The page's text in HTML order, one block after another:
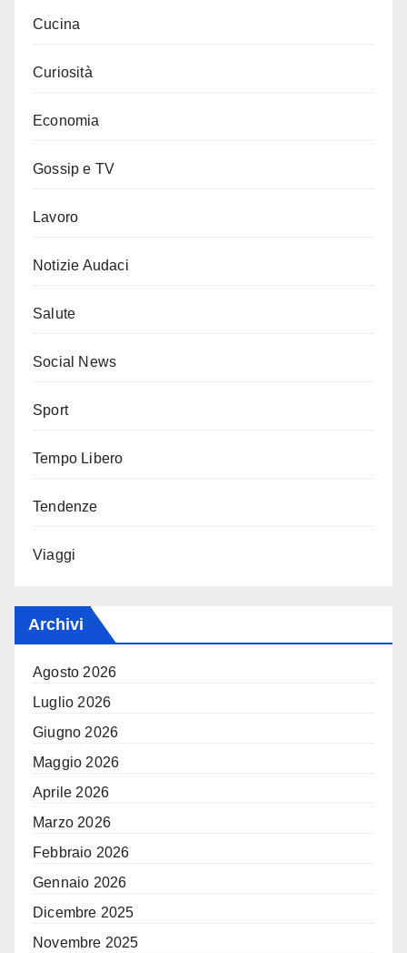
Cucina
Curiosità
Economia
Gossip e TV
Lavoro
Notizie Audaci
Salute
Social News
Sport
Tempo Libero
Tendenze
Viaggi
Archivi
Agosto 2026
Luglio 2026
Giugno 2026
Maggio 2026
Aprile 2026
Marzo 2026
Febbraio 2026
Gennaio 2026
Dicembre 2025
Novembre 2025